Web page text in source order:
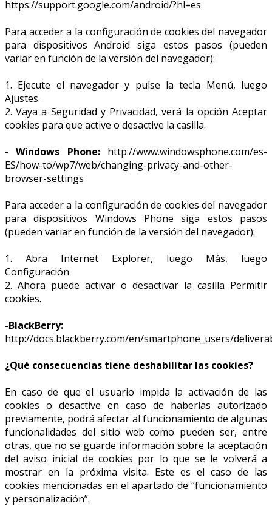
https://support.google.com/android/?hl=es
Para acceder a la configuración de cookies del navegador
para dispositivos Android siga estos pasos (pueden
variar en función de la versión del navegador):
1. Ejecute el navegador y pulse la tecla Menú, luego
Ajustes.
2. Vaya a Seguridad y Privacidad, verá la opción Aceptar
cookies para que active o desactive la casilla.
- Windows Phone:
http://www.windowsphone.com/es-
ES/how-to/wp7/web/changing-privacy-and-other-
browser-settings
Para acceder a la configuración de cookies del navegador
para dispositivos Windows Phone siga estos pasos
(pueden variar en función de la versión del navegador):
1. Abra Internet Explorer, luego Más, luego
Configuración
2. Ahora puede activar o desactivar la casilla Permitir
cookies.
-BlackBerry:
http://docs.blackberry.com/en/smartphone_users/
¿Qué consecuencias tiene deshabilitar las cookies?
En caso de que el usuario impida la activación de las
cookies o desactive en caso de haberlas autorizado
previamente, podrá afectar al funcionamiento de algunas
funcionalidades del sitio web como pueden ser, entre
otras, que no se guarde información sobre la aceptación
del aviso inicial de cookies por lo que se le volverá a
mostrar en la próxima visita. Este es el caso de las
cookies mencionadas en el apartado de “funcionamiento
y personalización”.